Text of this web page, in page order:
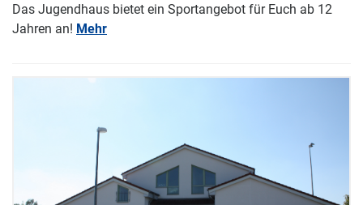
Das Jugendhaus bietet ein Sportangebot für Euch ab 12
Jahren an! Mehr